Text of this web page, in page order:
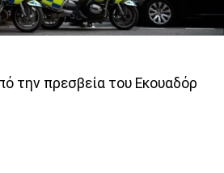
την πρεσβεία του Εκουαδόρ